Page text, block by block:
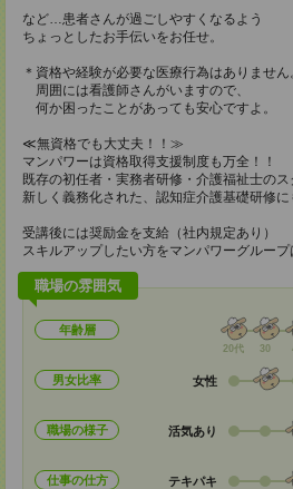
など…患者さんが過ごしやすくなるよう
ちょっとしたお手伝いをお任せ。
＊資格や経験が必要な医療行為はありません
周囲には看護師さんがいますので、
何か困ったことがあっても安心ですよ。
≪無資格でも大丈夫！！≫
マンパワーは資格取得支援制度も万全！！
既存の初任者・実務者研修・介護福祉士の
新しく義務化された、認知症介護基礎研修に
受講後には奨励金を支給（社内規定あり）
スキルアップしたい方をマンパワーグループ
職場の雰囲気
年齢層
20代 30
男女比率 女性
職場の様子 活気あり
仕事の仕方 テキパキ